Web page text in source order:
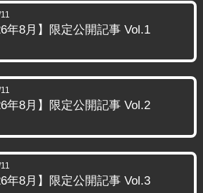
年8月】限定公開記事 Vol.1
年8月】限定公開記事 Vol.2
年8月】限定公開記事 Vol.3